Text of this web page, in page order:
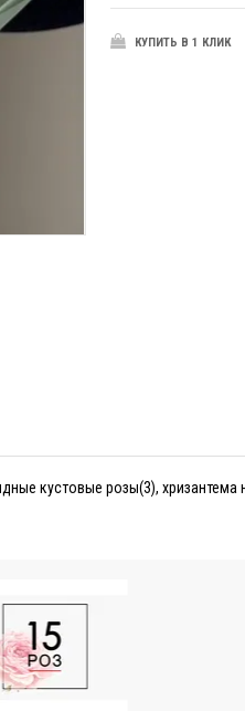
КУПИТЬ В 1 КЛИК
кустовые розы(3), хризантема